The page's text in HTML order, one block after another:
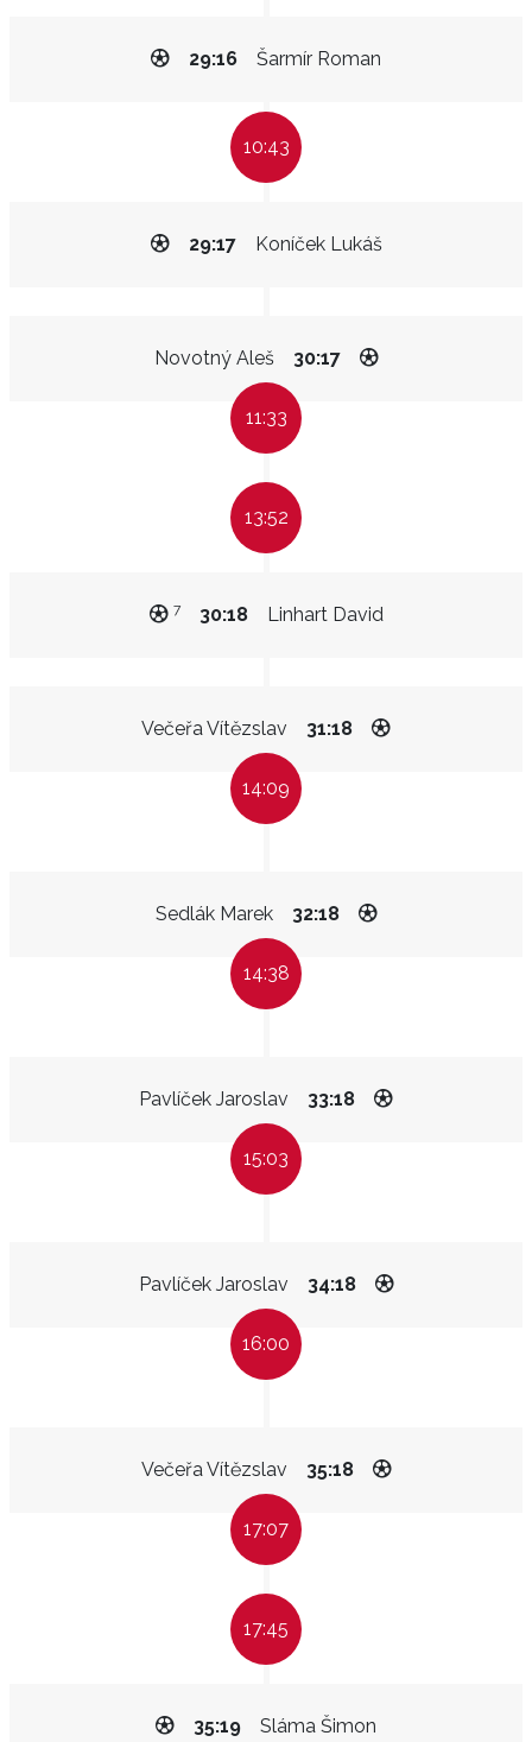
Šarmír Roman
29:16
10:43
Koníček Lukáš
29:17
Novotný Aleš 30:17
11:33
13:52
Linhart David
30:18
7
Večeřa Vítězslav 31:18
14:09
Sedlák Marek 32:18
14:38
Pavlíček Jaroslav 33:18
15:03
Pavlíček Jaroslav 34:18
16:00
Večeřa Vítězslav 35:18
17:07
17:45
Sláma Šimon
35:19